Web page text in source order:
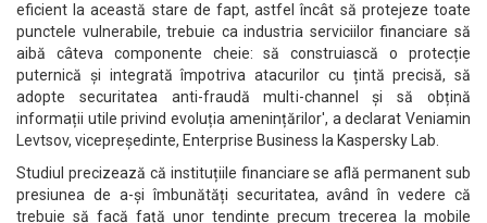
eficient la această stare de fapt, astfel încât să protejeze toate
punctele vulnerabile, trebuie ca industria serviciilor financiare să
aibă câteva componente cheie: să construiască o protecție
puternică și integrată împotriva atacurilor cu țintă precisă, să
adopte securitatea anti-fraudă multi-channel și să obțină
informații utile privind evoluția amenințărilor', a declarat Veniamin
Levtsov, vicepreședinte, Enterprise Business la Kaspersky Lab.
Studiul precizează că instituțiile financiare se află permanent sub
presiunea de a-și îmbunătăți securitatea, având în vedere că
trebuie să facă față unor tendințe precum trecerea la mobile